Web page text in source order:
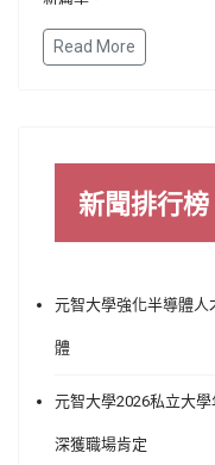
Read More
新聞排行榜
元智大學強化半導體人
體
元智大學2026私立大
深獲職場肯定